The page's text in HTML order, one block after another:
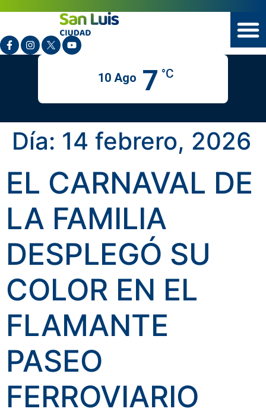
10 Ago 7 °C
Día: 14 febrero, 2026
EL CARNAVAL DE
LA FAMILIA
DESPLEGÓ SU
COLOR EN EL
FLAMANTE
PASEO
FERROVIARIO